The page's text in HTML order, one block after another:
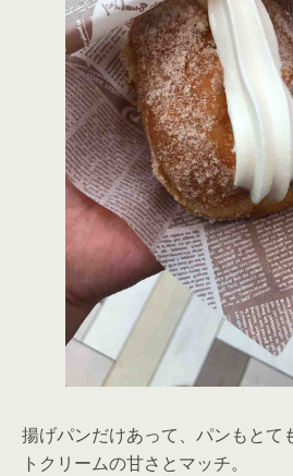
揚げパンだけあって、パンもとて
トクリームの甘さとマッチ。